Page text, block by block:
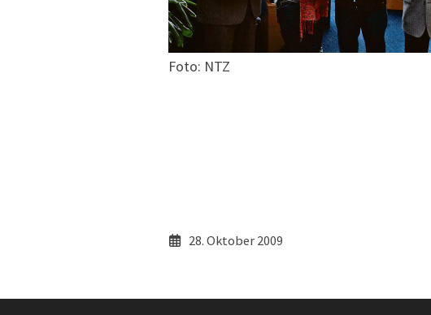
Foto: NTZ
28. Oktober 2009